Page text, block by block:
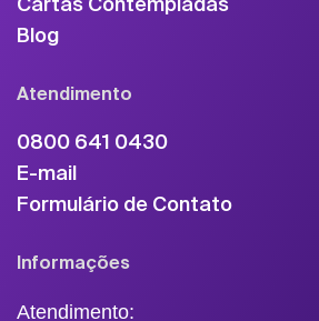
Blog
Atendimento
0800 641 0430
E-mail
Formulário de Contato
Informações
Atendimento: